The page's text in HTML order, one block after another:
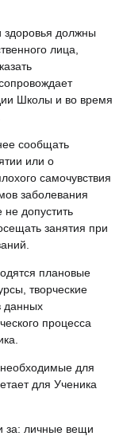
здоровья должны
лица,
Школы и во время
сообщать
или о
самочувствия
заболевания
допустить
занятия при
плановые
творческие
данных
процесса
для
для Ученика
за: личные вещи